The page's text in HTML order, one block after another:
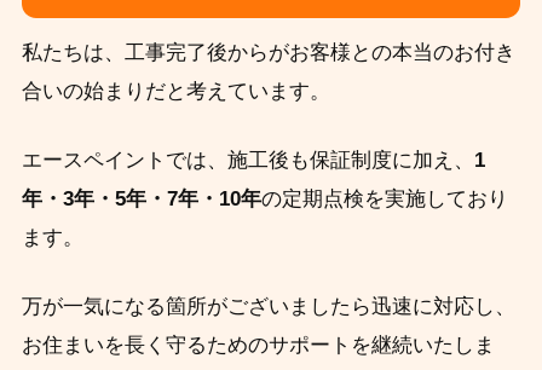
私たちは、工事完了後からがお客様との本当のお付き
合いの始まりだと考えています。
エースペイントでは、施工後も保証制度に加え、 1
年・3年・5年・7年・10年の定期点検を実施しており
ます。
万が一気になる箇所がございましたら迅速に対応し、
お住まいを長く守るためのサポートを継続いたしま